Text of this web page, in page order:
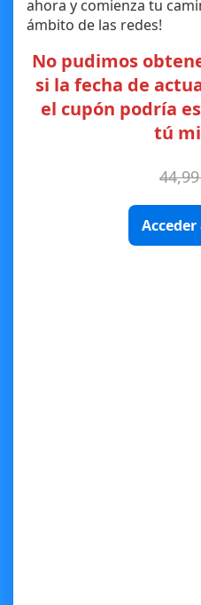
ahora y comienza tu
ámbito de las redes!
No pudimos
si la fecha de
el cupón podría
tú